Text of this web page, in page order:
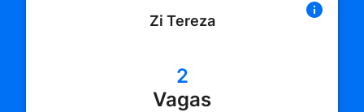
Zi Tereza
2
Vagas